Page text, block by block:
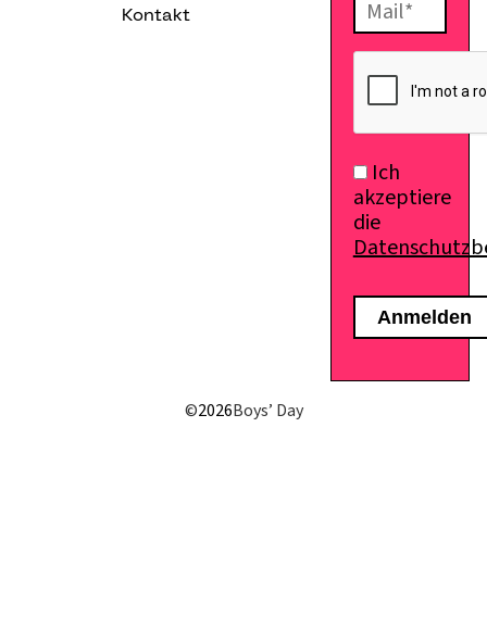
Kontakt
Ich
akzeptiere
die
©2026Boys’ Day